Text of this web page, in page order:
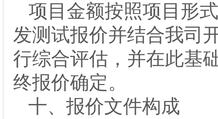
项目金额按照项目形
发测试报价并结合我司
行综合评估，并在此基
终报价确定。
十、 报价文件构成